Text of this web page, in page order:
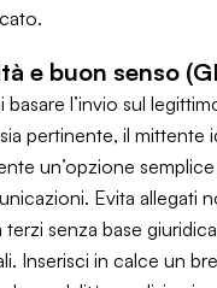
e buon senso
basare l’invio sul
pertinente, il mittente
un’opzione
Evita allegati
terzi senza base
Inserisci in calce un